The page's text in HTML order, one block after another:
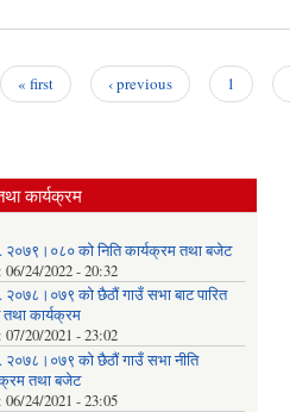
« first ‹ previous 1
कार्यक्रम
को निति कार्यक्रम तथा बजेट
06/24/2022 - 20:32
को छैठौं गाउँ सभा बाट पारित
कार्यक्रम
07/20/2021 - 23:02
को छैठौं गाउँ सभा नीति
तथा बजेट
06/24/2021 - 23:05